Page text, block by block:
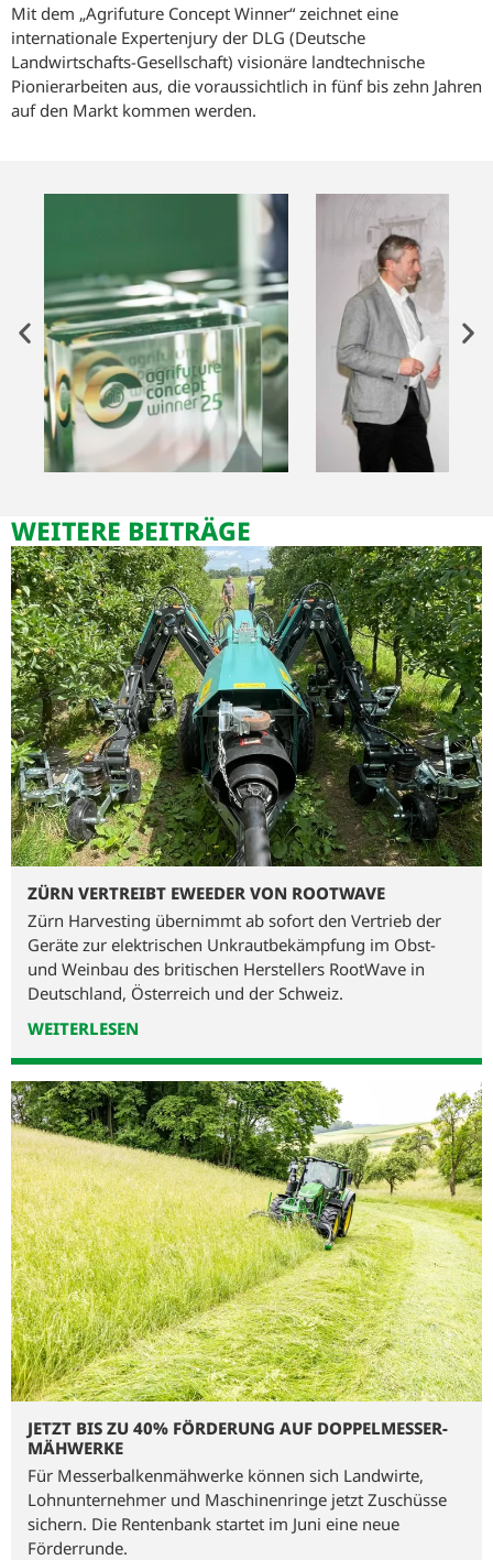
Mit dem „Agrifuture Concept Winner“ zeichnet eine
internationale Expertenjury der DLG (Deutsche
Landwirtschafts-Gesellschaft) visionäre landtechnische
Pionierarbeiten aus, die voraussichtlich in fünf bis zehn Jahren
auf den Markt kommen werden.
WEITERE BEITRÄGE
ZÜRN VERTREIBT EWEEDER VON ROOTWAVE
Zürn Harvesting übernimmt ab sofort den Vertrieb der
Geräte zur elektrischen Unkrautbekämpfung im Obst-
und Weinbau des britischen Herstellers RootWave in
Deutschland, Österreich und der Schweiz.
WEITERLESEN
JETZT BIS ZU 40% FÖRDERUNG AUF DOPPELMESSER-
MÄHWERKE
Für Messerbalkenmähwerke können sich Landwirte,
Lohnunternehmer und Maschinenringe jetzt Zuschüsse
sichern. Die Rentenbank startet im Juni eine neue
Förderrunde.